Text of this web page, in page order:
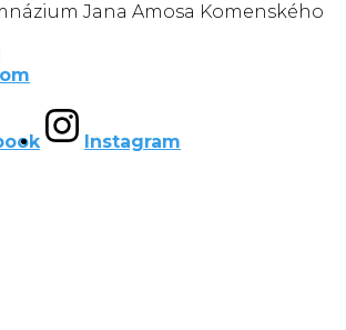
Jana Amosa Komenského
Instagram